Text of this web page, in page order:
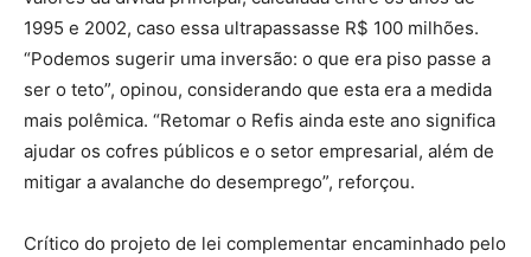
1995 e 2002, caso essa ultrapassasse R$ 100 milhões.
“Podemos sugerir uma inversão: o que era piso passe a
ser o teto”, opinou, considerando que esta era a medida
mais polêmica. “Retomar o Refis ainda este ano significa
ajudar os cofres públicos e o setor empresarial, além de
mitigar a avalanche do desemprego”, reforçou.
Crítico do projeto de lei complementar encaminhado pelo